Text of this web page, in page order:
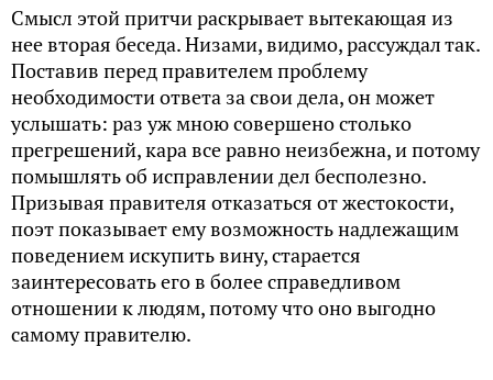
Смысл этой притчи раскрывает вытекающая из
нее вторая беседа. Низами, видимо, рассуждал так.
Поставив перед правителем проблему
необходимости ответа за свои дела, он может
услышать: раз уж мною совершено столько
прегрешений, кара все равно неизбежна, и потому
помышлять об исправлении дел бесполезно.
Призывая правителя отказаться от жестокости,
поэт показывает ему возможность надлежащим
поведением искупить вину, старается
заинтересовать его в более справедливом
отношении к людям, потому что оно выгодно
самому правителю.